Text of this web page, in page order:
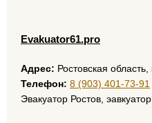
Evakuator61.pro
Адрес: Ростовская
Телефон: 8 (903) 401-73-91
Эвакуатор Ростов,